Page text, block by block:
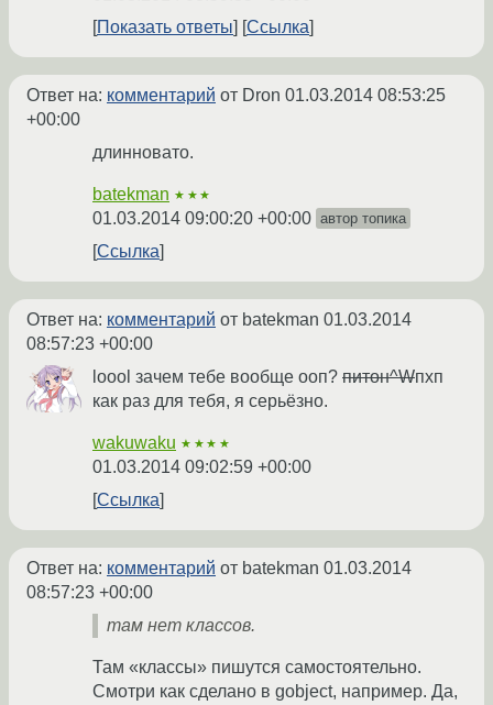
Показать ответы
Ссылка
Ответ на: комментарий от Dron 01.03.2014 08:53:25
+00:00
длинновато.
batekman ★★★
01.03.2014 09:00:20 +00:00 автор топика
Ссылка
Ответ на: комментарий от batekman 01.03.2014
08:57:23 +00:00
loool зачем тебе вообще ооп? питон^Wпхп
как раз для тебя, я серьёзно.
wakuwaku ★★★★
01.03.2014 09:02:59 +00:00
Ссылка
Ответ на: комментарий от batekman 01.03.2014
08:57:23 +00:00
там нет классов.
Там «классы» пишутся самостоятельно.
Смотри как сделано в gobject, например. Да,